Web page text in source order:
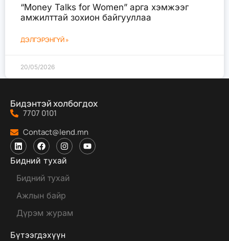
“Money Talks for Women” арга хэмжээг
амжилттай зохион байгууллаа
ДЭЛГЭРЭНГҮЙ »
20/05/2026
Бидэнтэй холбогдох
7707 0101
Contact@lend.mn
Бидний тухай
Бүтээгдэхүүн
Бидний тухай
Ажлын байр
Дүрэм журам